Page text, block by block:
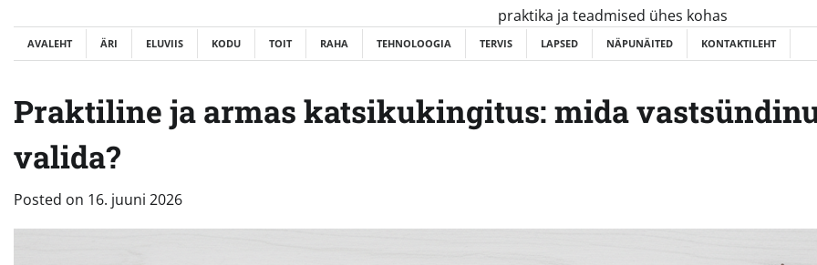
content
praktika ja teadmised ühes kohas
AVALEHT ÄRI ELUVIIS KODU TOIT RAHA TEHNOLOOGIA TERVIS LAPSED NÄPUNÄITED KONTAKTILEHT
Praktiline ja armas katsikukingitus: mida
valida?
Posted on 16. juuni 2026